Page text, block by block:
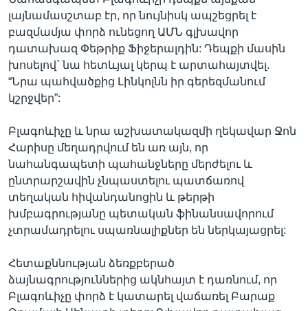
լայնամասշտաբ էր, որ նույնիսկ ապշեցրել է
բազմամյա փորձ ունեցող ԱՄՆ գլխավոր
դատախազ Փեթրիք Ֆիջերալդին: Դեպքի մասին
խոսելով` նա հետևյալ կերպ է արտահայտվել.
“Նրա պահվածքից Լինկոլնն իր գերեզմանում
կշրջվեր”:
Բլագոևիչը և նրա աշխատակազմի ղեկավար Ջոն
Հարիսը մեղադրվում են առ այն, որ
նահանգապետի պահանջները մերժելու և
ընտրարշավին չնպաստելու պատճառով
տեղական հիվանդանոցին և թերթի
խմբագրությանը պետական ֆինանսավորում
չտրամադրելու սպառնալիքներ են ներկայացրել:
Հետաքննության ձեռքբերած
ձայնագրություններից ակնհայտ է դառնում, որ
Բլագոևիչը փորձ է կատարել վաճառել Բարաք